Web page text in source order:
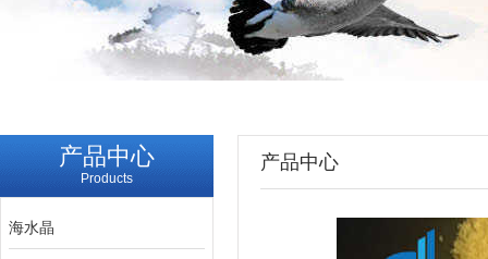
产品中心
Products
海水晶
产品中心